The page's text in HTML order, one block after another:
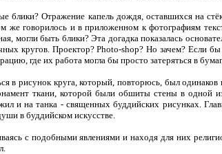
блики? Отражение капель дождя, оставшихся на
же говорилось и в приложенном к фотографиям
могли быть блики? Эта догадка показалась
кругов. Проектор? Photo-shop? Но зачем? Если
где их работа могла бы просто затеряться в
в рисунок круга, который, повторюсь, был
ткани, которой были обшиты стены в одной
и на танка - священных буддийских рисунках.
в буддийском искусстве.
с подобными явлениями и находя для них